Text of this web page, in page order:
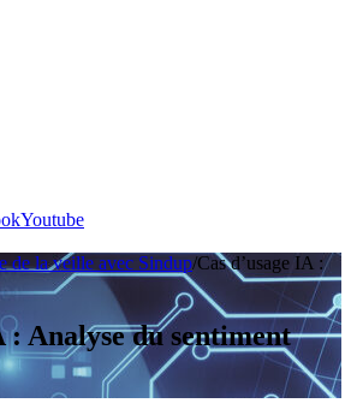
Youtube
de la veille avec Sindup/Cas d’usage IA :
: Analyse du sentiment